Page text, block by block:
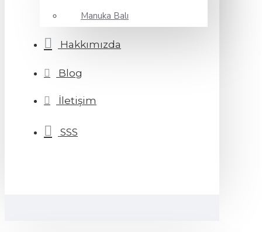
Manuka Balı
Hakkımızda
Blog
İletişim
SSS